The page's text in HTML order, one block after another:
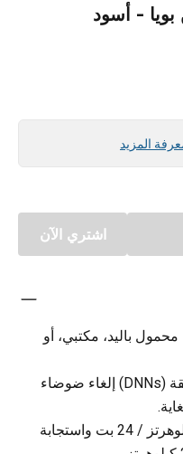
- أسود
المزيد
اشتري الآن
باليد، مكتبي، أو
تتيح شريحة الشبكات العصبية العميقة (DNNs) إلغاء ضوضاء
يلتقط صوتًا عالي الدقة بتردد 48 كيلوهرتز / 24 بت واستجابة